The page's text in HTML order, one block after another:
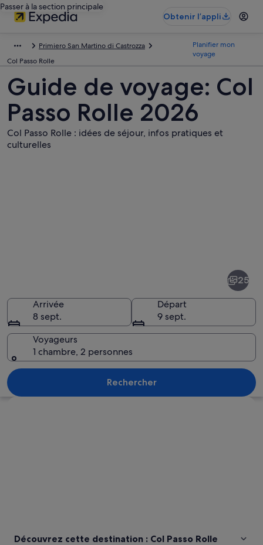
Passer à la section principale
Obtenir l’appli
Primiero San Martino di Castrozza
Col Passo Rolle
Planifier mon
voyage
Guide de voyage: Col
Passo Rolle 2026
Col Passo Rolle : idées de séjour, infos pratiques et
culturelles
Rolle
Un champ verdoyant où paissent
25
Arrivée
8 sept.
Départ
9 sept.
Voyageurs
1 chambre, 2 personnes
Rechercher
Découvrez cette destination : Col Passo Rolle